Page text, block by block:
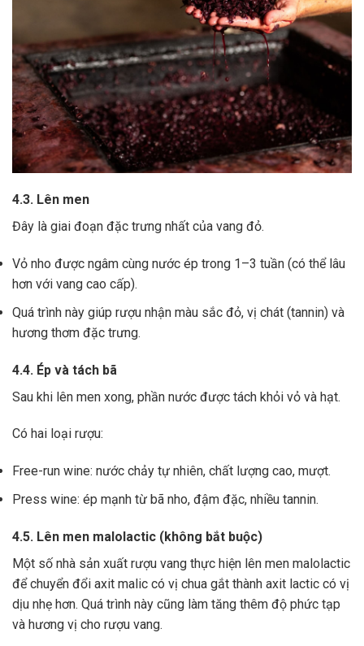
4.3. Lên men
Đây là giai đoạn đặc trưng nhất của vang đỏ.
Vỏ nho được ngâm cùng nước ép trong 1–3 tuần (có thể lâu
hơn với vang cao cấp).
Quá trình này giúp rượu nhận màu sắc đỏ, vị chát (tannin) và
hương thơm đặc trưng.
4.4. Ép và tách bã
Sau khi lên men xong, phần nước được tách khỏi vỏ và hạt.
Có hai loại rượu:
Free-run wine: nước chảy tự nhiên, chất lượng cao, mượt.
Press wine: ép mạnh từ bã nho, đậm đặc, nhiều tannin.
4.5. Lên men malolactic (không bắt buộc)
Một số nhà sản xuất rượu vang thực hiện lên men malolactic
để chuyển đổi axit malic có vị chua gắt thành axit lactic có vị
dịu nhẹ hơn. Quá trình này cũng làm tăng thêm độ phức tạp
và hương vị cho rượu vang.